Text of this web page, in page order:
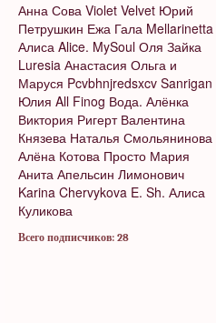
Анна Сова Violet Velvet Юрий
Петрушкин Ежа Гала Mellarinetta
Алиса Alice. MySoul Оля Зайка
Luresia Анастасия Ольга и
Маруся Pcvbhnjredsxcv Sanrigan
Юлия All Finog Вода. Алёнка
Виктория Ригерт Валентина
Князева Наталья Смольянинова
Алёна Котова Просто Мария
Анита Апельсин Лимонович
Karina Chervykova E. Sh. Алиса
Куликова
Всего подписчиков: 28